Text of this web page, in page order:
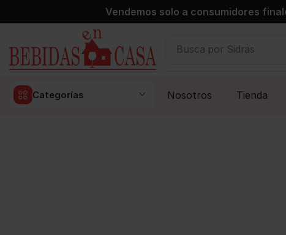
Vendemos solo a consumidores
Busca por Vinos
Categorías Nosotros Tienda